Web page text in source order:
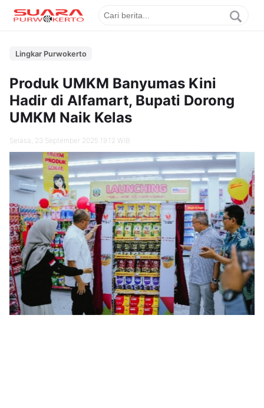
Lingkar Purwokerto
Produk UMKM Banyumas Kini
Hadir di Alfamart, Bupati Dorong
UMKM Naik Kelas
Selasa, 23 September 2025 19.12 WIB